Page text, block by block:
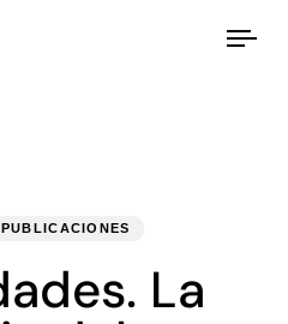
PUBLICACIONES
La